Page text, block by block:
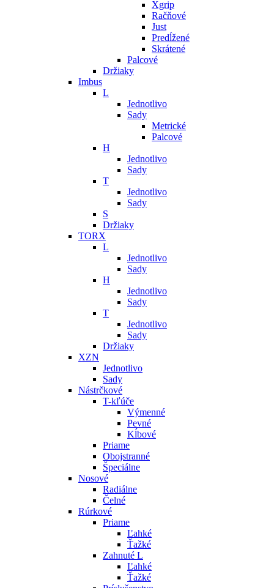
Xgrip
Račňové
Just
Predĺžené
Skrátené
Palcové
Držiaky
Imbus
L
Jednotlivo
Sady
Metrické
Palcové
H
Jednotlivo
Sady
T
Jednotlivo
Sady
S
Držiaky
TORX
L
Jednotlivo
Sady
H
Jednotlivo
Sady
T
Jednotlivo
Sady
Držiaky
XZN
Jednotlivo
Sady
Nástrčkové
T-kľúče
Výmenné
Pevné
Kĺbové
Priame
Obojstranné
Špeciálne
Nosové
Radiálne
Čelné
Rúrkové
Priame
Ľahké
Ťažké
Zahnuté L
Ľahké
Ťažké